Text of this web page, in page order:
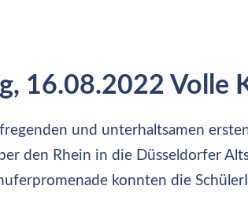
16.08.2022 Volle
und unterhaltsamen
den Rhein in die Düsseldorfer
konnten die